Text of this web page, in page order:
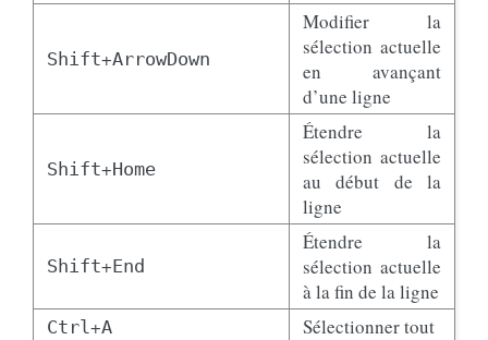
Shift+ArrowDown
Modifier la
sélection actuelle
en avançant
d’une ligne
Shift+Home
Étendre la
sélection actuelle
au début de la
ligne
Shift+End
Étendre la
sélection actuelle
à la fin de la ligne
Ctrl +A Sélectionner tout